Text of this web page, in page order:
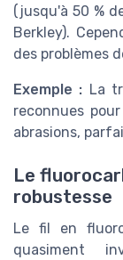
(jusqu'à 50 %
Berkley).
des problèmes
Exemple : La
reconnues
abrasions,
Le
robustesse
Le fil en
quasiment